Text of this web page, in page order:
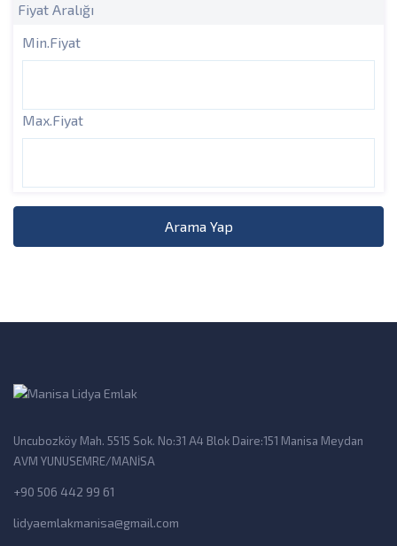
Fiyat Aralığı
Min.Fiyat
Max.Fiyat
Arama Yap
Uncubozköy Mah. 5515 Sok. No:31 A4 Blok Daire:151 Manisa Meydan
AVM YUNUSEMRE/MANİSA
+90 506 442 99 61
lidyaemlakmanisa@gmail.com